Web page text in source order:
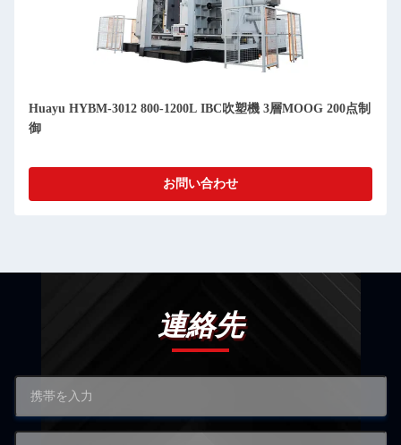
Huayu HYBM-3012 800-1200L IBC吹塑機 3層MOOG 200点制
御
お問い合わせ
連絡先